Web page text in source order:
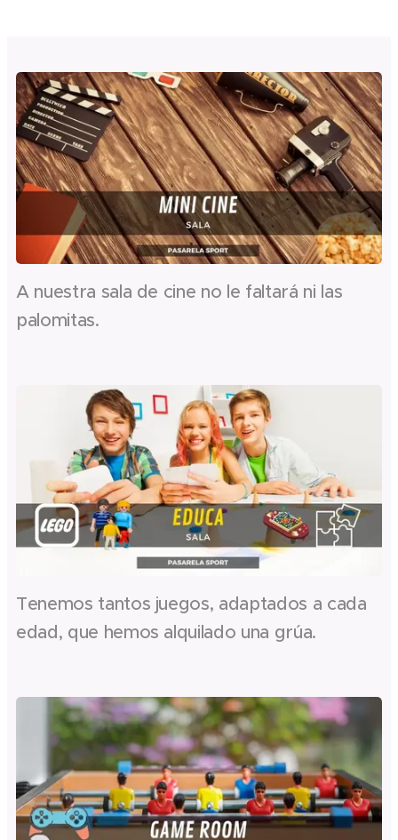
A nuestra sala de cine no le faltará ni las
palomitas.
Tenemos tantos juegos, adaptados a cada
edad, que hemos alquilado una grúa.